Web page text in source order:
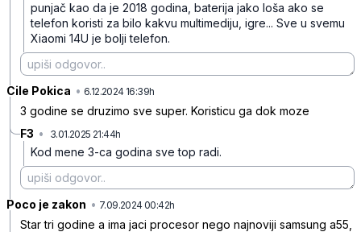
punjač kao da je 2018 godina, baterija jako loša ako se
telefon koristi za bilo kakvu multimediju, igre... Sve u svemu
Xiaomi 14U je bolji telefon.
Cile Pokica • 6.12.2024 16:39h
3 godine se druzimo sve super. Koristicu ga dok moze
F3 • 3.01.2025 21:44h
Kod mene 3-ca godina sve top radi.
Poco je zakon • 7.09.2024 00:42h
Star tri godine a ima jaci procesor nego najnoviji samsung a55,